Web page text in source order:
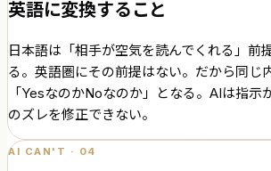
英語に変換すること
日本語は「相手が空気を読んでくれる」前
る。英語圏にその前提はない。だから同じ
「YesなのかNoなのか」となる。AIは指示
のズレを修正できない。
AI CAN'T · 04